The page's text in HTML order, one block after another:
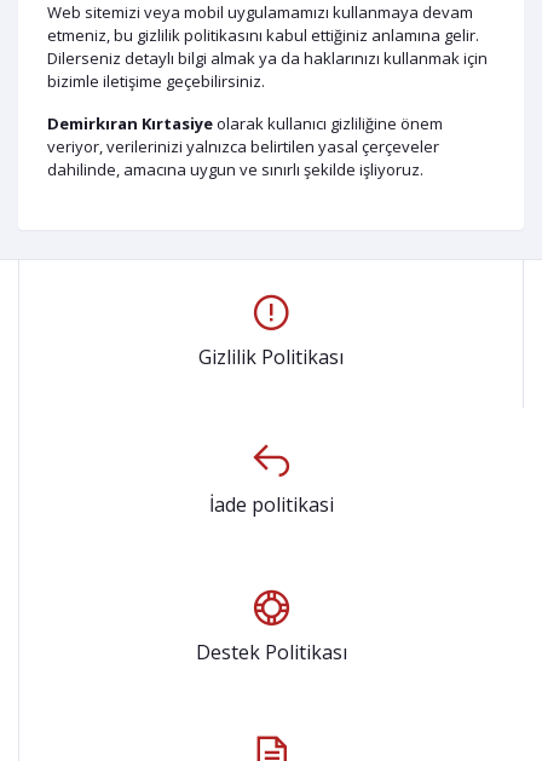
Web sitemizi veya mobil uygulamamızı kullanmaya devam
etmeniz, bu gizlilik politikasını kabul ettiğiniz anlamına gelir.
Dilerseniz detaylı bilgi almak ya da haklarınızı kullanmak için
bizimle iletişime geçebilirsiniz.
Demirkıran Kırtasiyeolarak kullanıcı gizliliğine önem
veriyor, verilerinizi yalnızca belirtilen yasal çerçeveler
dahilinde, amacına uygun ve sınırlı şekilde işliyoruz.
Gizlilik Politikası
İade politikasi
Destek Politikası